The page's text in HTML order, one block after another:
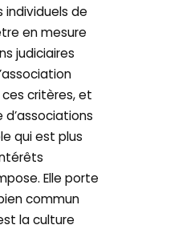
de
en mesure
judiciaires
critères, et
qui est plus
Elle porte
commun
la culture